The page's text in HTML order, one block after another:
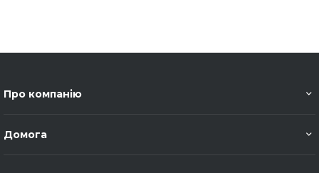
Про компанію
Домога